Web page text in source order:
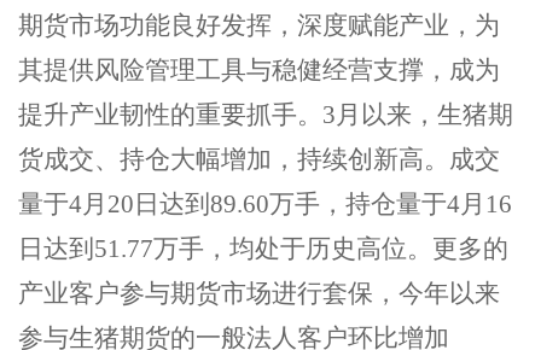
期货市场功能良好发挥，深度赋能产业，为
其提供风险管理工具与稳健经营支撑，成为
提升产业韧性的重要抓手。 3月以来，生猪期
货成交、持仓大幅增加，持续创新高。成交
量于4月 20 日达到 89.60万手，持仓量于4月 16
日达到 51.77万手，均处于历史高位。 更多的
产业客户参与期货市场进行套保 ，今年以来
参与生猪期货的一般法人客户环比增加